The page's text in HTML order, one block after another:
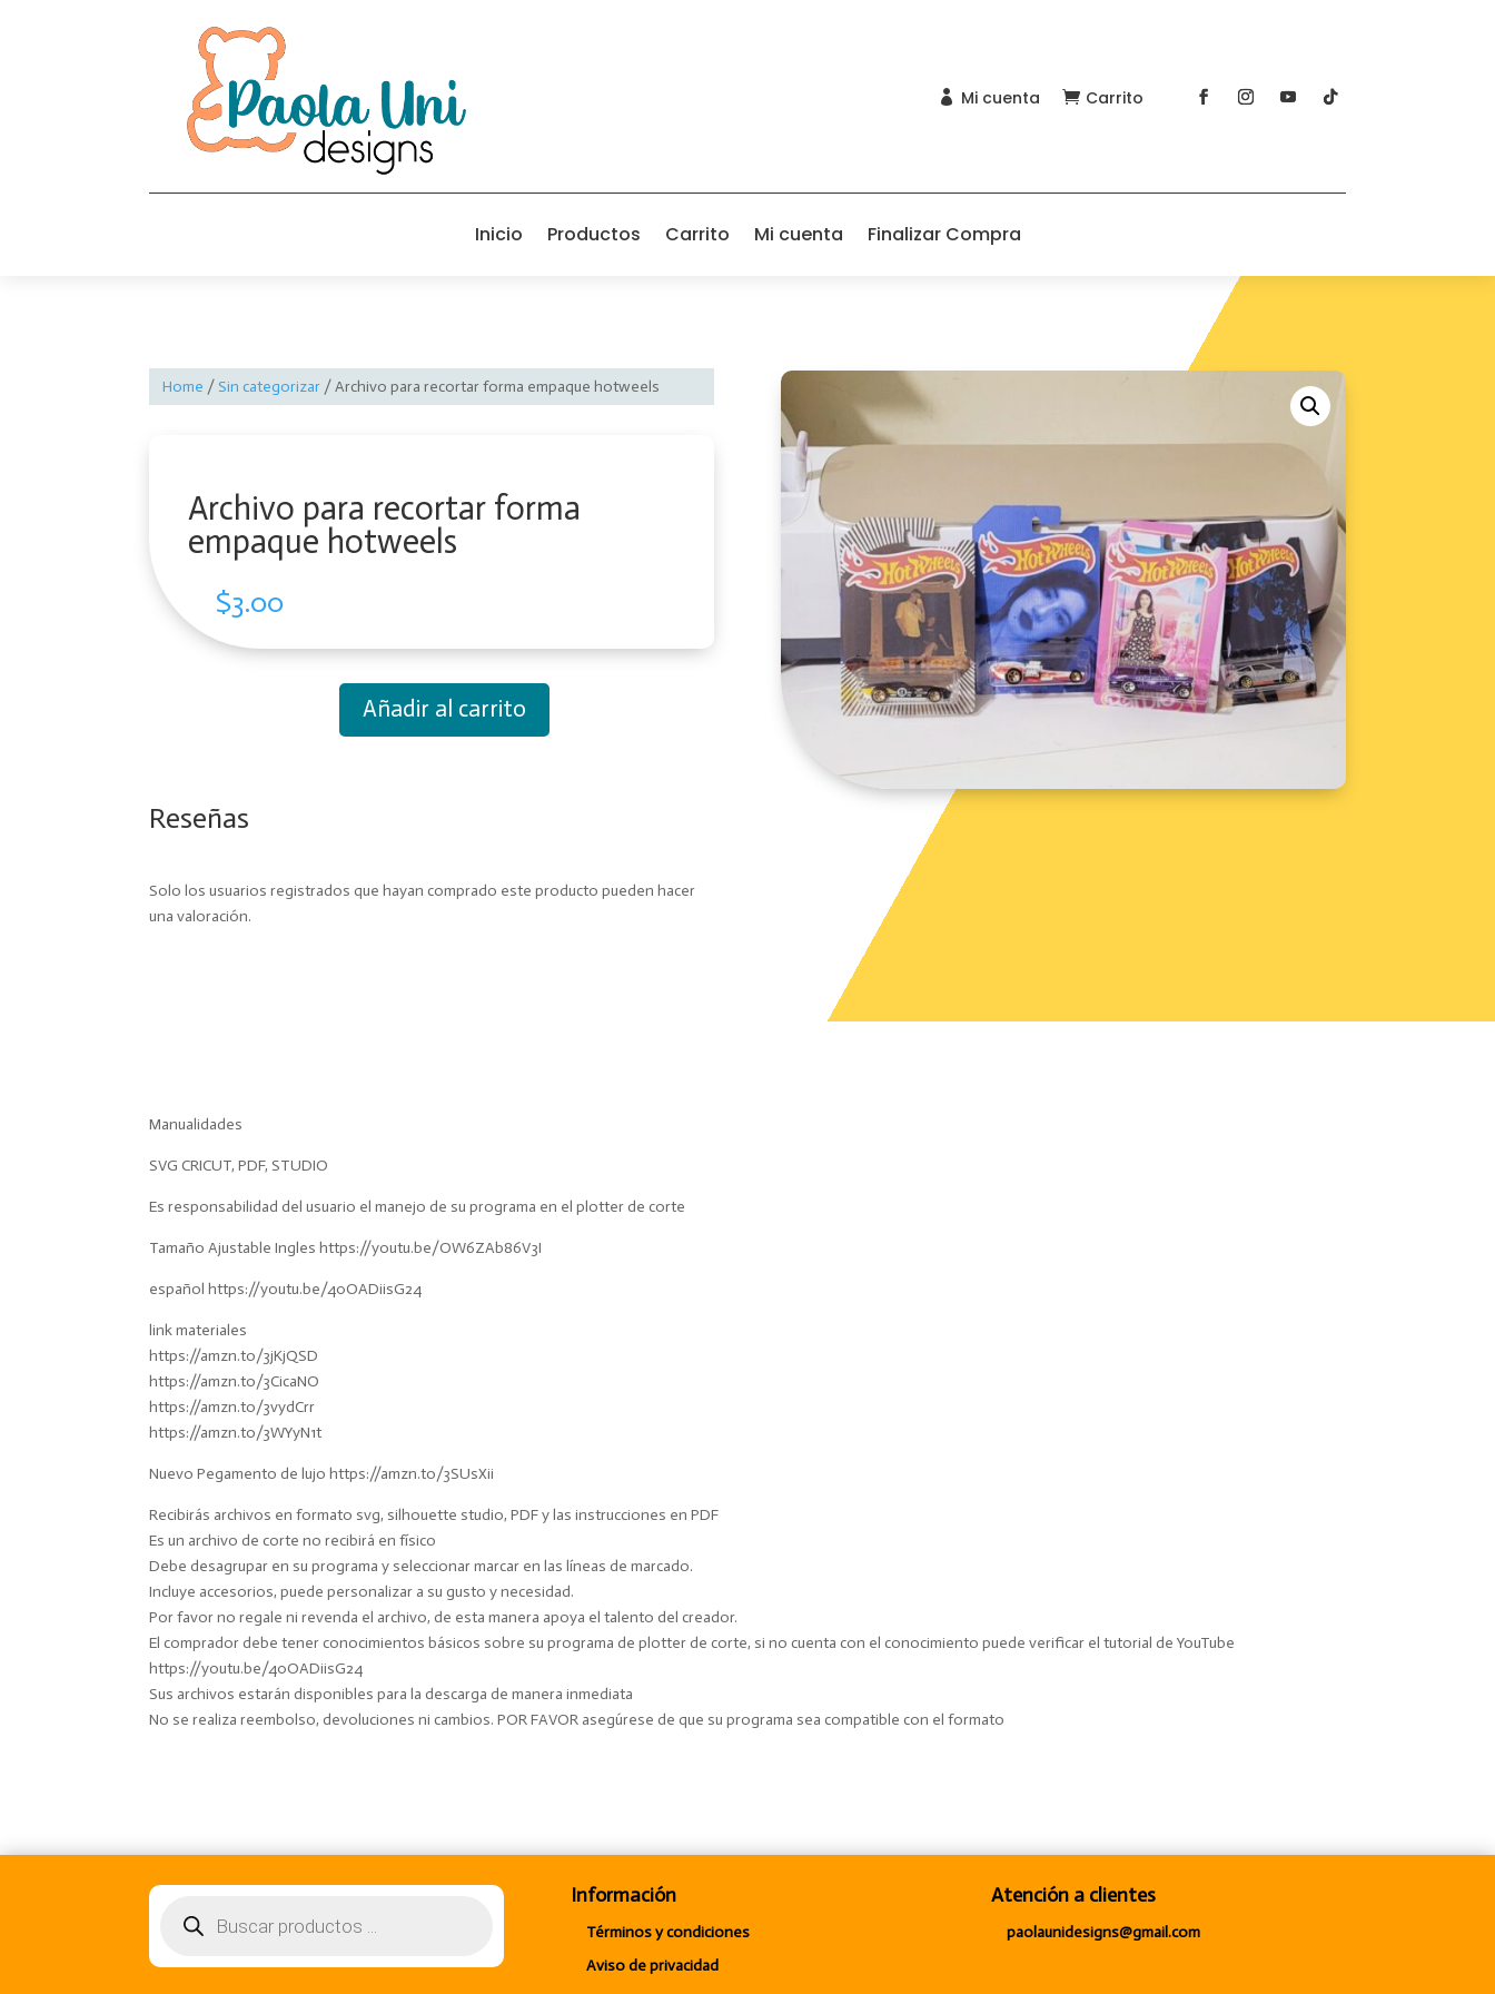
 Mi cuenta  Carrito
Inicio Productos Carrito Mi cuenta Finalizar Compra
Home /Sin categorizar / Archivo para recortar forma empaque hotweels
Archivo para recortar forma
empaque hotweels
$3.00
ArchivoAñadir al carrito
Reseñas
Solo los usuarios registrados que hayan comprado este producto pueden hacer
una valoración.
Manualidades
SVG CRICUT, PDF, STUDIO
Es responsabilidad del usuario el manejo de su programa en el plotter de corte
Tamaño Ajustable Ingles https://youtu.be/OW6ZAb86V3I
español https://youtu.be/40OADiisG24
link materiales
https://amzn.to/3jKjQSD
https://amzn.to/3CicaNO
https://amzn.to/3vydCrr
https://amzn.to/3WYyN1t
Nuevo Pegamento de lujo https://amzn.to/3SUsXii
Recibirás archivos en formato svg, silhouette studio, PDF y las instrucciones en PDF
Es un archivo de corte no recibirá en físico
Debe desagrupar en su programa y seleccionar marcar en las líneas de marcado.
Incluye accesorios, puede personalizar a su gusto y necesidad.
Por favor no regale ni revenda el archivo, de esta manera apoya el talento del creador.
El comprador debe tener conocimientos básicos sobre su programa de plotter de corte, si no cuenta con el conocimiento puede verificar el tutorial de YouTube
https://youtu.be/40OADiisG24
Sus archivos estarán disponibles para la descarga de manera inmediata
No se realiza reembolso, devoluciones ni cambios. POR FAVOR asegúrese de que su programa sea compatible con el formato
productos
Información
Términos y condiciones
Aviso de privacidad
Atención a clientes
paolaunidesigns@gmail.com